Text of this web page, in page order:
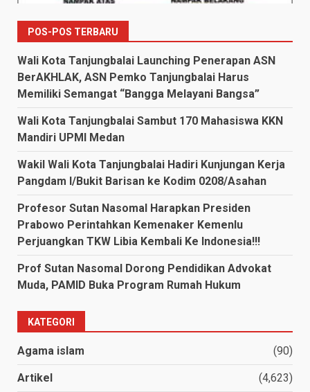
POS-POS TERBARU
Wali Kota Tanjungbalai Launching Penerapan ASN
BerAKHLAK, ASN Pemko Tanjungbalai Harus
Memiliki Semangat “Bangga Melayani Bangsa”
Wali Kota Tanjungbalai Sambut 170 Mahasiswa KKN
Mandiri UPMI Medan
Wakil Wali Kota Tanjungbalai Hadiri Kunjungan Kerja
Pangdam I/Bukit Barisan ke Kodim 0208/Asahan
Profesor Sutan Nasomal Harapkan Presiden
Prabowo Perintahkan Kemenaker Kemenlu
Perjuangkan TKW Libia Kembali Ke Indonesia!!!
Prof Sutan Nasomal Dorong Pendidikan Advokat
Muda, PAMID Buka Program Rumah Hukum
KATEGORI
Agama islam (90)
Artikel (4,623)